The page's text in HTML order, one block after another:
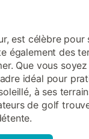
est célèbre pour
également des
Que vous
idéal pour
à ses
de golf